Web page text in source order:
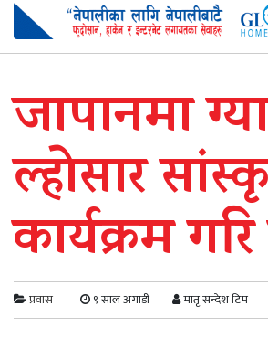
जापानमा
ल्होसार
कार्यक्रम
प्रवास ९ साल अगाडी मातृ सन्देश टिम